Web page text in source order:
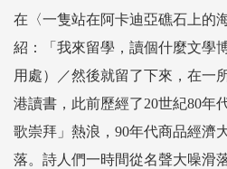
在〈一隻站在阿卡迪亞礁石上的
紹：「我來留學，讀個什麼文學
用處）／然後就留了下來，在一
港讀書，此前歷經了20世紀80年
歌崇拜」熱浪，90年代商品經濟
落。詩人們一時間從名聲大噪滑